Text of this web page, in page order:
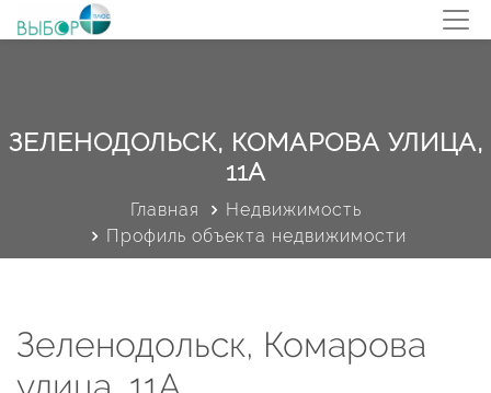
ЗЕЛЕНОДОЛЬСК, КОМАРОВА УЛИЦА,
11А
Главная
Недвижимость
Профиль объекта недвижимости
Зеленодольск, Комарова